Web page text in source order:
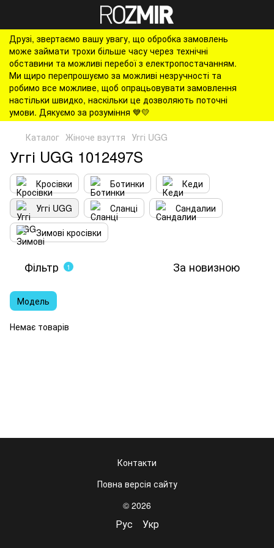
Друзі, звертаємо вашу увагу, що обробка замовлень
може займати трохи більше часу через технічні
обставини та можливі перебої з електропостачанням.
Ми щиро перепрошуємо за можливі незручності та
робимо все можливе, щоб опрацьовувати замовлення
настільки швидко, наскільки це дозволяють поточні
умови. Дякуємо за розуміння 💙💛
Каталог Жіноче взуття Уггі UGG
Уггі UGG 1012497S
Кросівки Ботинки
Кеди
Уггі UGG
Сланці
Сандалии
Зимові кросівки
Фільтр 1 За новизною
Модель
Немає товарів
Контакти
Повна версія сайту
© 2026
Рус Укр